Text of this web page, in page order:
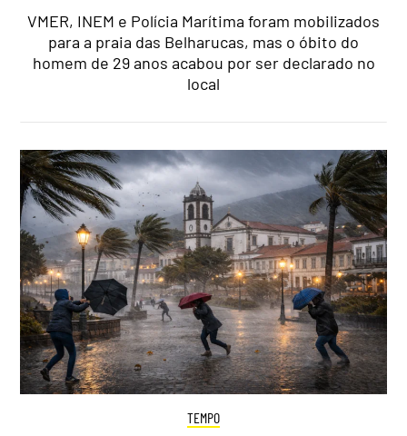
VMER, INEM e Polícia Marítima foram mobilizados
para a praia das Belharucas, mas o óbito do
homem de 29 anos acabou por ser declarado no
local
TEMPO